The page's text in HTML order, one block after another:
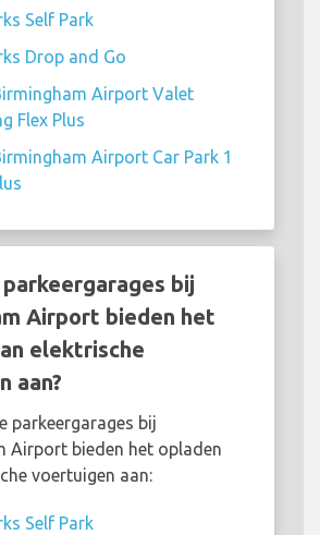
Self Park
Drop and Go
Airport Valet
Flex Plus
Airport Car Park 1
bij
Airport bieden het
elektrische
aan?
parkeergarages bij
Airport bieden het opladen
voertuigen aan:
Self Park